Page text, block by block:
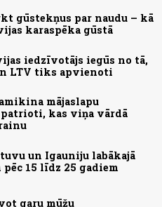
gūstekņus par naudu – kā
karaspēka gūstā
iedzīvotājs iegūs no tā,
LTV tiks apvienoti
mājaslapu
kas viņa vārdā
un Igauniju labākajā
15 līdz 25 gadiem
garu mūžu